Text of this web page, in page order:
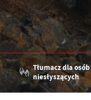
Tłumacz dla osób
niesłyszących